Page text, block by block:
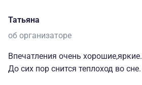
Татьяна
об организаторе
Впечатления очень хорошие,яркие.
До сих пор снится теплоход во сне.